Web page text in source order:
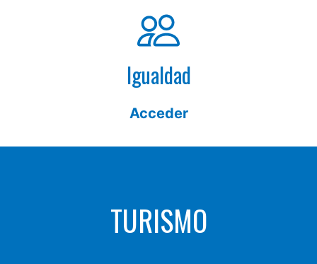
Igualdad
Acceder
TURISMO